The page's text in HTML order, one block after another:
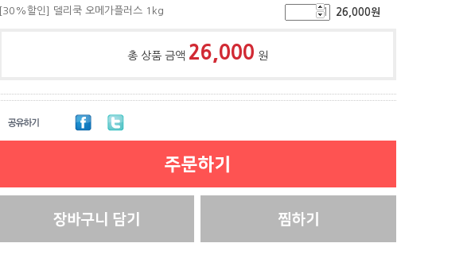
[30%할인] 델리쿡 오메가플러스 1kg 26,000원
총 상품 금액 26,000 원